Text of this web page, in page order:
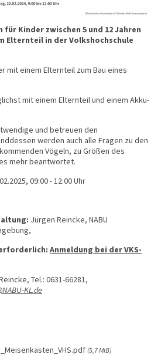
für Kinder zwischen 5 und 12 Jahren
Elternteil in der Volkshochschule
mit einem Elternteil zum Bau eines
mit einem Elternteil und einem Akku­
und betreuen den
werden auch alle Fragen zu den
Vögeln, zu Größen des
mehr beantwortet.
09:00 - 12:00 Uhr
Jürgen Reincke, NABU
Anmeldung bei der VKS-
Tel.: 0631-66281,
KL.de
(5,7 MiB)